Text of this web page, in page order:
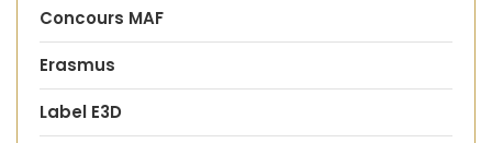
Concours MAF
Erasmus
Label E3D